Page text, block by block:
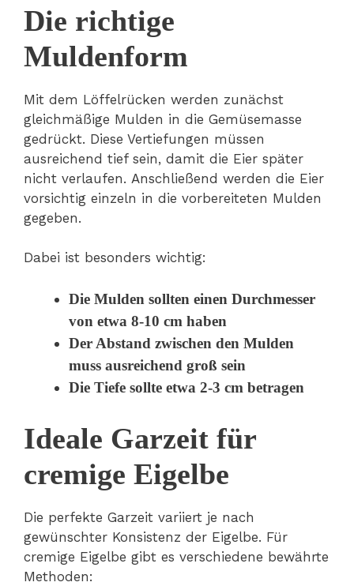
Die richtige
Muldenform
Mit dem Löffelrücken werden zunächst
gleichmäßige Mulden in die Gemüsemasse
gedrückt. Diese Vertiefungen müssen
ausreichend tief sein, damit die Eier später
nicht verlaufen. Anschließend werden die Eier
vorsichtig einzeln in die vorbereiteten Mulden
gegeben.
Dabei ist besonders wichtig:
Die Mulden sollten einen Durchmesser
von etwa 8-10 cm haben
Der Abstand zwischen den Mulden
muss ausreichend groß sein
Die Tiefe sollte etwa 2-3 cm betragen
Ideale Garzeit für
cremige Eigelbe
Die perfekte Garzeit variiert je nach
gewünschter Konsistenz der Eigelbe. Für
cremige Eigelbe gibt es verschiedene bewährte
Methoden: